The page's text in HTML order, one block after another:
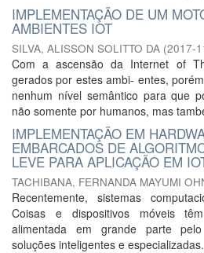
IMPLEMENTAÇÃO DE UM
AMBIENTES IOT
SILVA, ALISSON SOLITTO DA (2017-
Com a ascensão da Internet of
gerados por estes ambi- entes,
nenhum nível semântico para que
não somente por humanos, mas
IMPLEMENTAÇÃO EM
EMBARCADOS DE
LEVE PARA APLICAÇÃO EM
TACHIBANA, FERNANDA MAYUMI
Recentemente, sistemas
Coisas e dispositivos móveis
alimentada em grande parte
soluções inteligentes e